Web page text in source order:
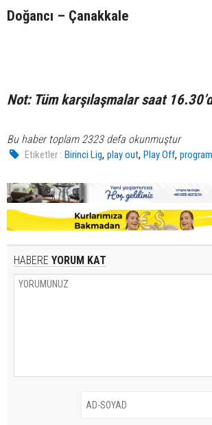
Doğancı – Çanakkale
Not: Tüm karşılaşmalar saat
Bu haber toplam 2323 defa okunmuştur
Etiketler : Birinci Lig,play out,Play Off,program
HABERE YORUM KAT